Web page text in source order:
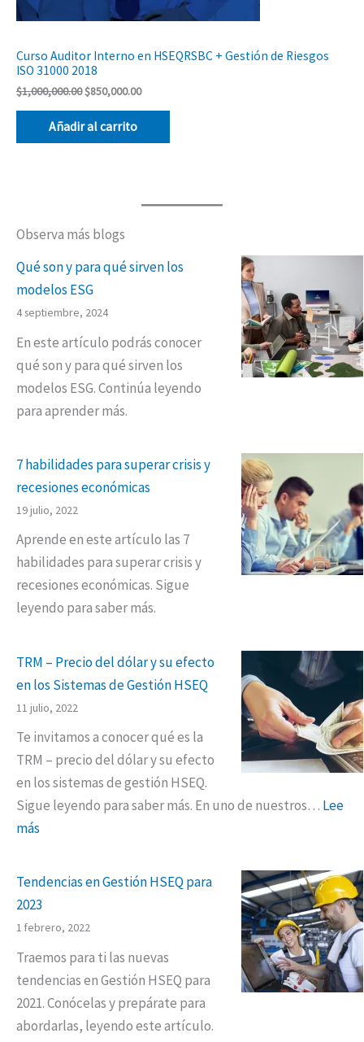
Curso Auditor Interno en HSEQRSBC + Gestión de Riesgos
ISO 31000 2018
$1,000,000.00$850,000.00
Añadir al carrito
Observa más blogs
Qué son y para qué sirven los
modelos ESG
4 septiembre, 2024
En este artículo podrás conocer
qué son y para qué sirven los
modelos ESG. Continúa leyendo
para aprender más.
7 habilidades para superar crisis y
recesiones económicas
19 julio, 2022
Aprende en este artículo las 7
habilidades para superar crisis y
recesiones económicas. Sigue
leyendo para saber más.
TRM – Precio del dólar y su efecto
en los Sistemas de Gestión HSEQ
11 julio, 2022
Te invitamos a conocer qué es la
TRM – precio del dólar y su efecto
en los sistemas de gestión HSEQ.
Sigue leyendo para saber más. En uno de nuestros… Lee
más
Tendencias en Gestión HSEQ para
2023
1 febrero, 2022
Traemos para ti las nuevas
tendencias en Gestión HSEQ para
2021. Conócelas y prepárate para
abordarlas, leyendo este artículo.